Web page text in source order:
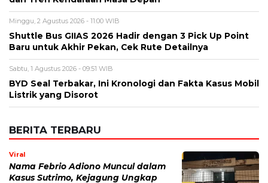
Minggu, 2 Agustus 2026 - 11:00 WIB
Shuttle Bus GIIAS 2026 Hadir dengan 3 Pick Up Point
Baru untuk Akhir Pekan, Cek Rute Detailnya
Sabtu, 1 Agustus 2026 - 09:51 WIB
BYD Seal Terbakar, Ini Kronologi dan Fakta Kasus Mobil
Listrik yang Disorot
BERITA TERBARU
Viral
Nama Febrio Adiono Muncul dalam
Kasus Sutrimo, Kejagung Ungkap